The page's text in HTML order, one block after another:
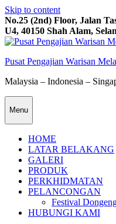
Skip to content
No.25 (2nd) Floor, Jalan
U4, 40150 Shah Alam,
Pusat Pengajian Warisan
Malaysia – Indonesia –
Menu
HOME
LATAR BELAKANG
GALERI
PRODUK
PERKHIDMATAN
PELANCONGAN
Festival
HUBUNGI KAMI